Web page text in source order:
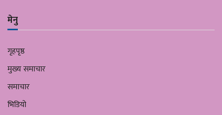
मेनु
गृहपृष्ठ
मुख्य समाचार
समाचार
भिडियो